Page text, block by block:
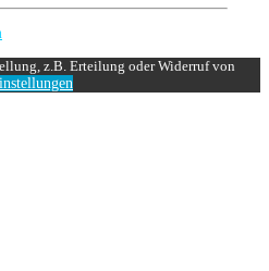
z.B. Erteilung oder Widerruf von